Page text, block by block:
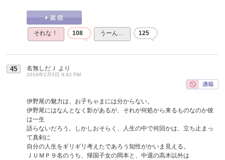
それな！ 108 うーん… 125
45 名無しだＪ より
2016年2月5日 9:42 PM
伊野尾の魅力は、お子ちゃまには分からない。
伊野尾にはなんとなく影があるが、それが何処から来るものなのか彼
は一生
語らないだろう。しかしおそらく、人生の中で何回かは、立ち止まっ
て真剣に
自分の人生をギリギリ考えたであろう知性がかいま見える。
ＪＵＭＰ９名のうち、帰国子女の岡本と、中退の高木以外は